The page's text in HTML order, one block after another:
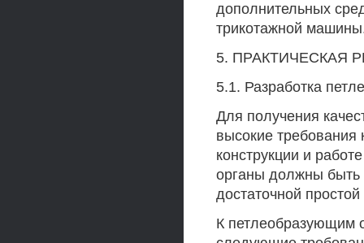
дополнительных
трикотажной
5. ПРАКТИЧЕСКАЯ
5.1. Разработка
Для получения
высокие
конструкции и
органы должны быть
достаточной
К петлеобразующим